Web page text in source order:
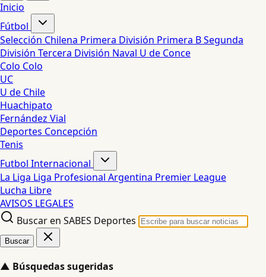
Inicio
Fútbol
Selección Chilena Primera División Primera BSegunda
División Tercera División Naval U de Conce
Colo Colo
UC
U de Chile
Huachipato
Fernández Vial
Deportes Concepción
Tenis
Futbol Internacional
La Liga Liga Profesional Argentina Premier League
Lucha Libre
AVISOS LEGALES
Buscar en SABES Deportes
Buscar
▲ Búsquedas sugeridas